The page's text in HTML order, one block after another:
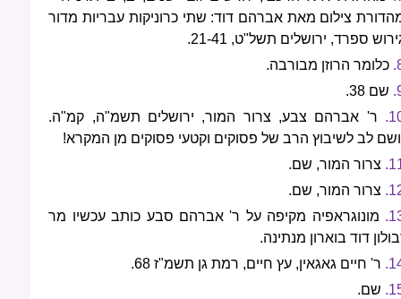
צילום מאת אברהם דוד: שתי כרוניקות עבריות מדור
ספרד, ירושלים תשל"ט, 21-41.
כלומר הרוזן מבורבה.
שם 38.
ר' אברהם צבע, צרור המור, ירושלים תשמ"ה, קמ"ה.
לב לשיבוץ הרב של פסוקים וקטעי פסוקים מן המקרא!
צרור המור, שם.
צרור המור, שם.
מונוגראפיה מקיפה על ר' אברהם סבע כותב עכשיו מר
דוד בוארון מנתינה.
ר' חיים גאגאין, עץ חיים, רמת גן תשמ"ז 68.
שם.